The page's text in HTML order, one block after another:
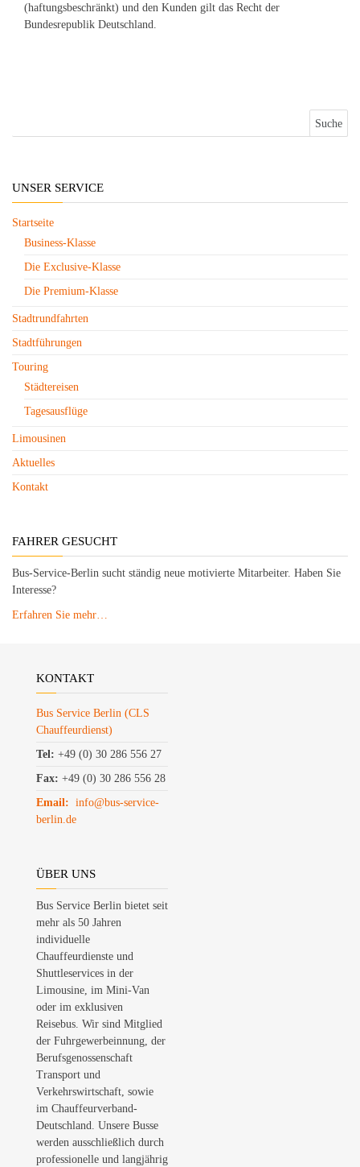
(haftungsbeschränkt) und den Kunden gilt das Recht der
Bundesrepublik Deutschland.
UNSER SERVICE
Startseite
Business-Klasse
Die Exclusive-Klasse
Die Premium-Klasse
Stadtrundfahrten
Stadtführungen
Touring
Städtereisen
Tagesausflüge
Limousinen
Aktuelles
Kontakt
FAHRER GESUCHT
Bus-Service-Berlin sucht ständig neue motivierte Mitarbeiter. Haben Sie
Interesse?
Erfahren Sie mehr…
KONTAKT
Bus Service Berlin (CLS
Chauffeurdienst)
Tel: +49 (0) 30 286 556 27
Fax: +49 (0) 30 286 556 28
Email: info@bus-service-
berlin.de
ÜBER UNS
Bus Service Berlin bietet seit
mehr als 50 Jahren
individuelle
Chauffeurdienste und
Shuttleservices in der
Limousine, im Mini-Van
oder im exklusiven
Reisebus. Wir sind Mitglied
der Fuhrgewerbeinnung, der
Berufsgenossenschaft
Transport und
Verkehrswirtschaft, sowie
im Chauffeurverband-
Deutschland. Unsere Busse
werden ausschließlich durch
professionelle und langjährig